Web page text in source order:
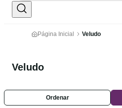
Página Inicial Veludo
Veludo
Ordenar